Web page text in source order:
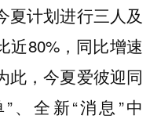
夏计划进行三人及
近80%，同比增速
此，今夏爱彼迎同
、全新“消息”中